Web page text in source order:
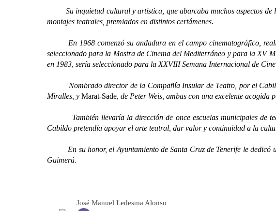
Su inquietud cultural y artística, que abarcaba muchos aspectos de
montajes teatrales, premiados en distintos certámenes.
En 1968 comenzó su andadura en el campo cinematográfico,
seleccionado para la Mostra de Cinema del Mediterráneo y para la XV
en 1983, sería seleccionado para la XXVIII Semana Internacional de
Nombrado director de la Compañía Insular de Teatro, por el
Miralles, y Marat-Sade , de Peter Weis, ambas con una excelente
También llevaría la dirección de once escuelas municipales de
Cabildo pretendía apoyar el arte teatral, dar valor y continuidad a la
En su honor, el Ayuntamiento de Santa Cruz de Tenerife le dedicó
Guimerá.
José Manuel Ledesma Alonso